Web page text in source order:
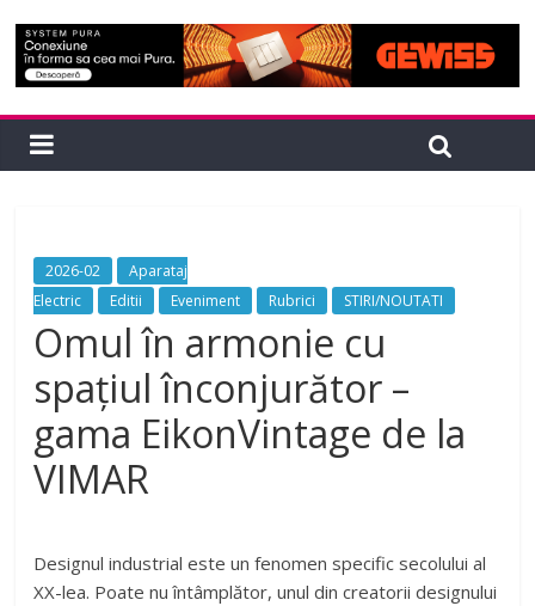
2026-02
Aparataj
Electric
Editii Eveniment Rubrici STIRI/NOUTATI
Omul în armonie cu
spațiul înconjurător –
gama EikonVintage de la
VIMAR
Designul industrial este un fenomen specific secolului al
XX-lea. Poate nu întâmplător, unul din creatorii designului